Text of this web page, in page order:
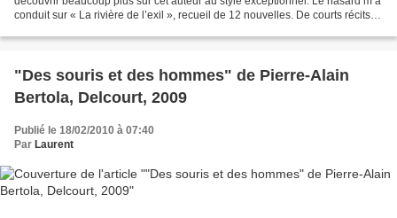
conduit sur « La rivière de l’exil », recueil de 12 nouvelles. De courts récits,
"Des souris et des hommes" de Pierre-Alain
Bertola, Delcourt, 2009
Publié le 18/02/2010 à 07:40
Par Laurent